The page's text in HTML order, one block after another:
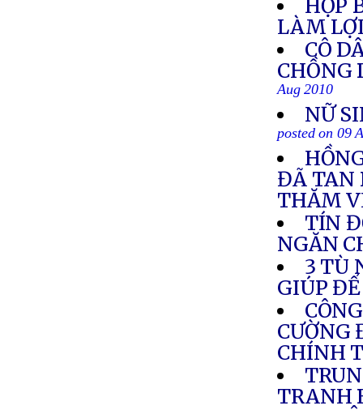
HỌP
LÀM
CÔ
CHỒNG
Aug 2010
NỮ
posted on 09
ĐÃ TAN
THĂM
TÍN
NGĂN
3 TÙ
GIÚP
CƯỜNG
CHÍNH
TRANH